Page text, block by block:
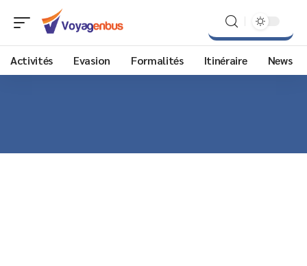
Activités Evasion Formalités Itinéraire News